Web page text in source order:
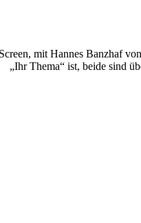
mit Hannes Banzhaf
„Ihr Thema“ ist, beide sind